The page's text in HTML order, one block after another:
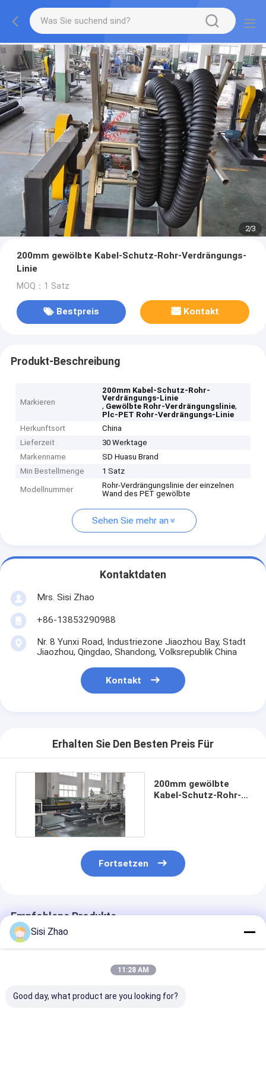
2/3
200mm gewölbte Kabel-Schutz-Rohr-Verdrängungs-
Linie
MOQ：1 Satz
Bestpreis Kontakt
Produkt-Beschreibung
Markieren
200mm Kabel-Schutz-Rohr-
Verdrängungs-Linie
, Gewölbte Rohr-Verdrängungslinie,
Plc-PET Rohr-Verdrängungs-Linie
Herkunftsort
China
Lieferzeit
30 Werktage
Markenname
SD Huasu Brand
Min Bestellmenge
1 Satz
Modellnummer
Rohr-Verdrängungslinie der einzelnen
Wand des PET gewölbte
Sehen Sie mehr an
Kontaktdaten
Mrs. Sisi Zhao
+86-13853290988
Nr. 8 Yunxi Road, Industriezone Jiaozhou Bay, Stadt
Jiaozhou, Qingdao, Shandong, Volksrepublik China
Kontakt
Erhalten Sie Den Besten Preis Für
200mm gewölbte
Kabel-Schutz-Rohr-
Fortsetzen
Empfohlene Produkte
Sisi Zhao
11:28 AM
Good day, what product are you looking for?